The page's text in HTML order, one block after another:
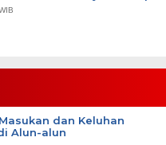
dan Keluhan
Alun-alun